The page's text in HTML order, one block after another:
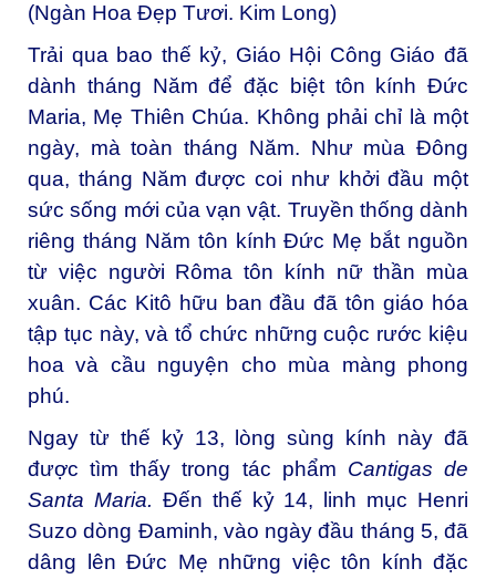
(Ngàn Hoa Đẹp Tươi. Kim Long)
Trải qua bao thế kỷ, Giáo Hội Công Giáo đã
dành tháng Năm để đặc biệt tôn kính Đức
Maria, Mẹ Thiên Chúa. Không phải chỉ là một
ngày, mà toàn tháng Năm. Như mùa Đông
qua, tháng Năm được coi như khởi đầu một
sức sống mới của vạn vật. Truyền thống dành
riêng tháng Năm tôn kính Đức Mẹ bắt nguồn
từ việc người Rôma tôn kính nữ thần mùa
xuân. Các Kitô hữu ban đầu đã tôn giáo hóa
tập tục này, và tổ chức những cuộc rước kiệu
hoa và cầu nguyện cho mùa màng phong
phú.
Ngay từ thế kỷ 13, lòng sùng kính này đã
được tìm thấy trong tác phẩm Cantigas de
Santa Maria. Đến thế kỷ 14, linh mục Henri
Suzo dòng Đaminh, vào ngày đầu tháng 5, đã
dâng lên Đức Mẹ những việc tôn kính đặc